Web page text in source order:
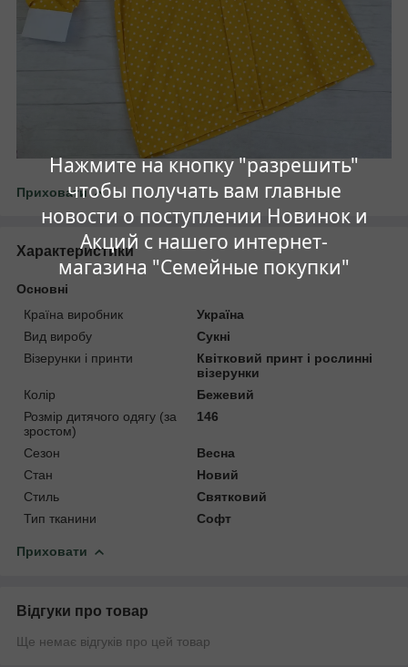
Нажмите на кнопку "разрешить"
чтобы получать вам главные
новости о поступлении Новинок и
Акций с нашего интернет-
магазина "Семейные покупки"
Приховати
Характеристики
Основні
Країна виробник
Україна
Вид виробу
Сукні
Візерунки і принти
Квітковий принт і рослинні
візерунки
Колір
Бежевий
Розмір дитячого одягу (за
зростом)
146
Сезон
Весна
Стан
Новий
Стиль
Святковий
Тип тканини
Софт
Приховати
Відгуки про товар
Ще немає відгуків про цей товар